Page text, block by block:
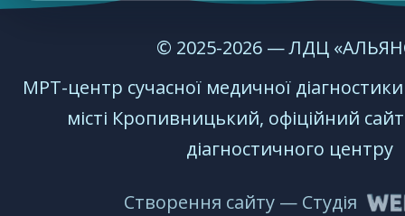
© 2025-2026 — ЛДЦ
МРТ-центр сучаcної медичної
місті Кропивницький, офіційний
діагностичного центру
Створення сайту — Студія